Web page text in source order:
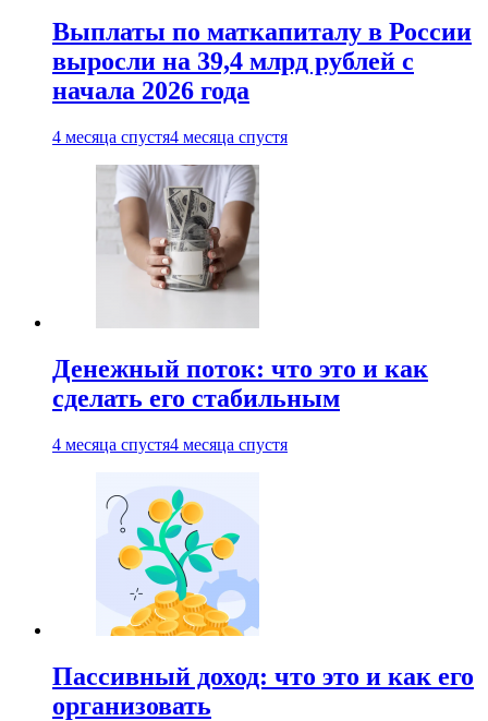
Выплаты по маткапиталу в России
выросли на 39,4 млрд рублей с
начала 2026 года
4 месяца спустя4 месяца спустя
Денежный поток: что это и как
сделать его стабильным
4 месяца спустя4 месяца спустя
Пассивный доход: что это и как его
организовать